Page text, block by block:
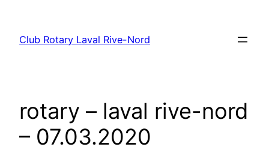
contenu
Club Rotary Laval Rive-Nord
rotary – laval rive-nord
– 07.03.2020